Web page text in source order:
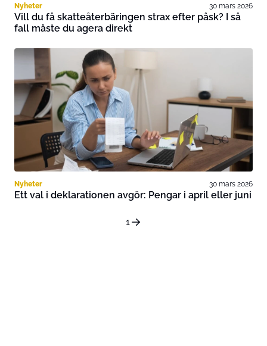
Nyheter 30 mars 2026
Vill du få skatteåterbäringen strax efter påsk? I så
fall måste du agera direkt
Nyheter 30 mars 2026
Ett val i deklarationen avgör: Pengar i april eller juni
1